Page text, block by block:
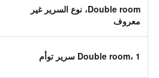
Double room، نوع السرير غير
معروف
Double room، 1 سرير توأم